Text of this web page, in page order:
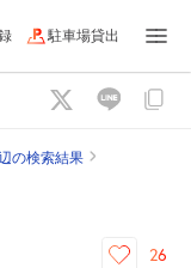
駐車場貸出
の検索結果
26